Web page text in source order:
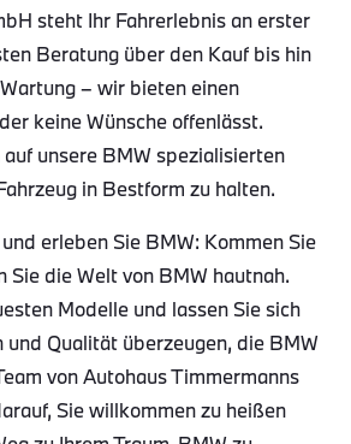
steht Ihr Fahrerlebnis an erster
Beratung über den Kauf bis hin
– wir bieten einen
keine Wünsche offenlässt.
auf unsere BMW spezialisierten
in Bestform zu halten.
erleben Sie BMW: Kommen Sie
Sie die Welt von BMW hautnah.
Modelle und lassen Sie sich
und Qualität überzeugen, die BMW
von Autohaus Timmermanns
Sie willkommen zu heißen